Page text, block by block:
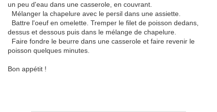
un peu d'eau dans une casserole, en couvrant.
Mélanger la chapelure avec le persil dans une assiette.
Battre l'oeuf en omelette. Tremper le filet de poisson dedans,
dessus et dessous puis dans le mélange de chapelure.
Faire fondre le beurre dans une casserole et faire revenir le
poisson quelques minutes.
Bon appétit !